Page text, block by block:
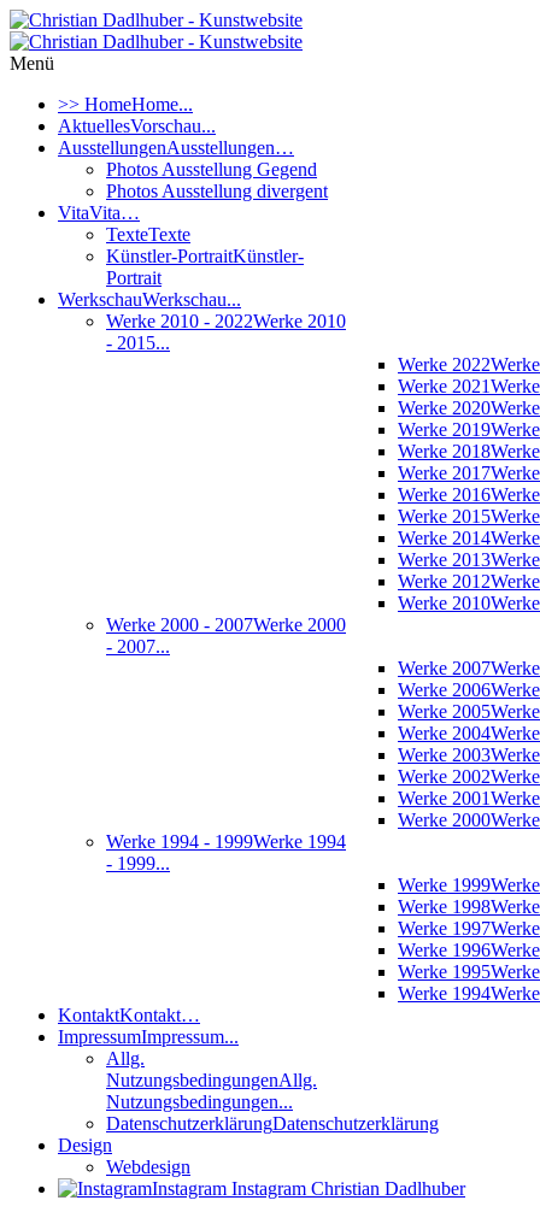
Menü
>> HomeHome...
AktuellesVorschau...
AusstellungenAusstellungen…
Photos Ausstellung Gegend
Photos Ausstellung divergent
VitaVita…
TexteTexte
Künstler-PortraitKünstler-
Portrait
WerkschauWerkschau...
Werke 2010 - 2022Werke 2010
- 2015...
Werke 2022
Werke 2021
Werke 2020
Werke 2019
Werke 2018
Werke 2017
Werke 2016
Werke 2015
Werke 2014
Werke 2013
Werke 2012
Werke 2010
Werke 2000 - 2007Werke 2000
- 2007...
Werke 2007
Werke 2006
Werke 2005
Werke 2004
Werke 2003
Werke 2002
Werke 2001
Werke 2000
Werke 1994 - 1999Werke 1994
- 1999...
Werke 1999
Werke 1998
Werke 1997
Werke 1996
Werke 1995
Werke 1994
KontaktKontakt…
ImpressumImpressum...
Allg.
NutzungsbedingungenAllg.
Nutzungsbedingungen...
DatenschutzerklärungDatenschutzerklärung
Design
Webdesign
Instagram Instagram Christian Dadlhuber